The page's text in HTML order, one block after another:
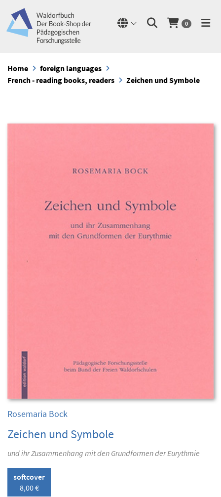
0
Home
foreign languages
French - reading books, readers
Zeichen und Symbole
Rosemaria Bock
Zeichen und Symbole
und ihr Zusammenhang mit den Grundformen der Eurythmie
softcover
8,00 €